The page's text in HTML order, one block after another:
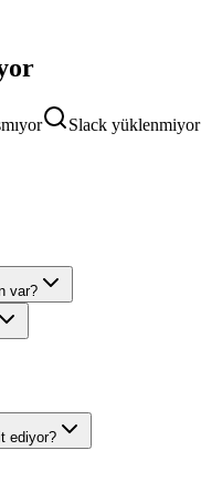
Slack yüklenmiyor
var?
ediyor?